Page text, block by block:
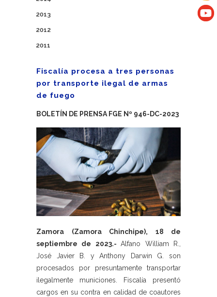
2013
2012
2011
Fiscalía procesa a tres personas
por transporte ilegal de armas
de fuego
BOLETÍN DE PRENSA FGE Nº 946-DC-2023
Zamora (Zamora Chinchipe), 18 de
septiembre de 2023.-Alfano William R.,
José Javier B. y Anthony Darwin G. son
procesados por presuntamente transportar
ilegalmente municiones. Fiscalía presentó
cargos en su contra en calidad de coautores